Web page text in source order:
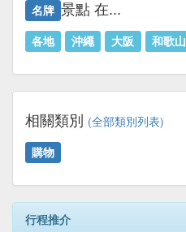
名牌 景點 在...
各地 沖繩 大阪 和歌山
相關類別 (全部類別列表)
購物
行程推介